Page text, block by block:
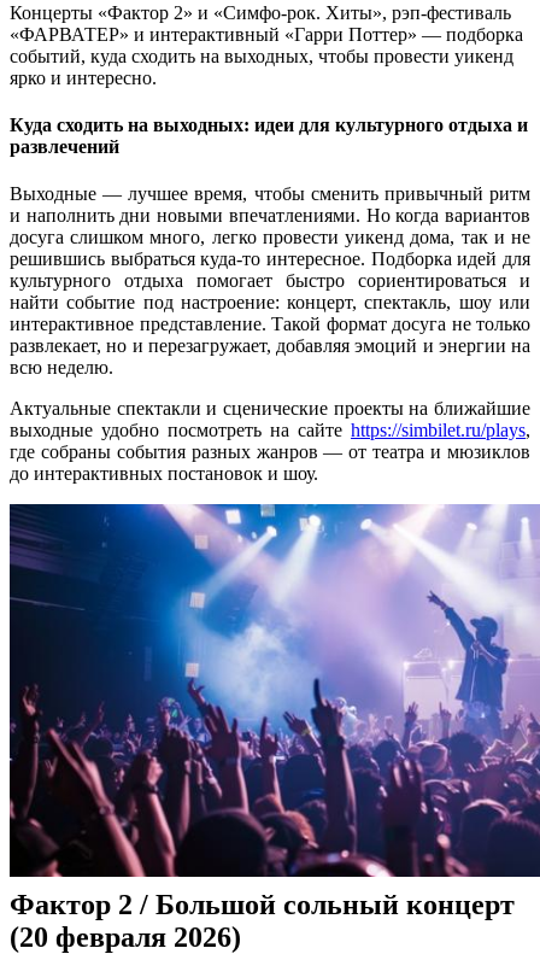
Концерты «Фактор 2» и «Симфо-рок. Хиты», рэп-фестиваль
«ФАРВАТЕР» и интерактивный «Гарри Поттер» — подборка
событий, куда сходить на выходных, чтобы провести уикенд
ярко и интересно.
Куда сходить на выходных: идеи для культурного отдыха и
развлечений
Выходные — лучшее время, чтобы сменить привычный ритм
и наполнить дни новыми впечатлениями. Но когда вариантов
досуга слишком много, легко провести уикенд дома, так и не
решившись выбраться куда-то интересное. Подборка идей для
культурного отдыха помогает быстро сориентироваться и
найти событие под настроение: концерт, спектакль, шоу или
интерактивное представление. Такой формат досуга не только
развлекает, но и перезагружает, добавляя эмоций и энергии на
всю неделю.
Актуальные спектакли и сценические проекты на ближайшие
выходные удобно посмотреть на сайте https://simbilet.ru/plays,
где собраны события разных жанров — от театра и мюзиклов
до интерактивных постановок и шоу.
Фактор 2 / Большой сольный концерт
(20 февраля 2026)